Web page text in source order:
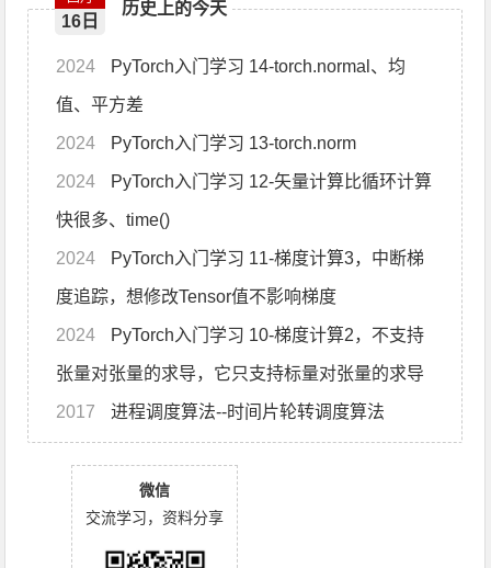
历史上的今天
16日
2024
值、平方差
2024 PyTorch入门学习 13-torch.norm
2024
快很多、time()
2024
度追踪，想修改Tensor值不影响梯度
2024
张量对张量的求导，它只支持标量对张量的求导
2017 进程调度算法--时间片轮转调度算法
微信
交流学习，资料分享